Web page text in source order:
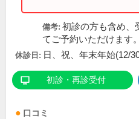
備考: 初診の方も含め、
てご予約いただけます。
休診日: 日、祝、年末年始(12/
初診・再診受付
口コミ